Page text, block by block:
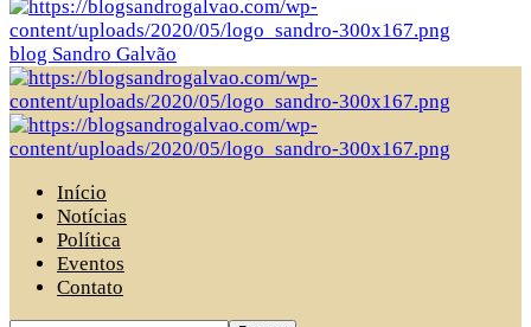
blog Sandro Galvão
Início
Notícias
Política
Eventos
Contato